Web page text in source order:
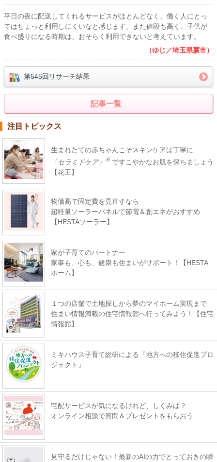
平日の夜に配送してくれるサービスがほとんどなく、働く人にとっ
てはちょっと利用しにくいなと感じます。また値段も高く、子供が
食べ盛りになる時期は、おそらく利用できないと考えています。
（ゆじ／埼玉県蕨市）
第545回リサーチ結果
記事一覧
注目トピックス
生まれたての赤ちゃんこそスキンケアは丁寧に
「セラミドケア」
※ ですこやかなお肌を保ちましょう
【花王】
物価高で固定費を見直すなら
超軽量ソーラーパネルで節電＆創エネがおすすめ
【HESTAソーラー】
家が子育てのパートナー
家事も、心も、健康も住まいがサポート！【HESTA
ホーム】
１つの店舗で土地探しから夢のマイホーム実現まで
住まい情報満載の住宅情報館へ行ってみよう！【住宅
情報館】
ミキハウス子育て総研による『地方への移住促進プロ
ジェクト』
宅配サービスが気になるけれど、しくみは？
オンライン相談で質問＆プレゼントをもらおう
見守るだけじゃない！最新のAIの力でとっておきの瞬